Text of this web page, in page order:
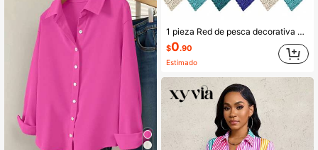
1 pieza Red de pesca decorativa para fiestas con temática de sirena, pirata, náutica y submarina, fiestas de playa Luau hawaiano y decoración del hogar de verano
$0.90
Estimado